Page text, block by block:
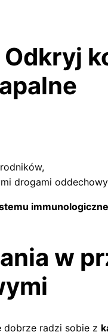
drogami
w
dobrze radzi sobie z